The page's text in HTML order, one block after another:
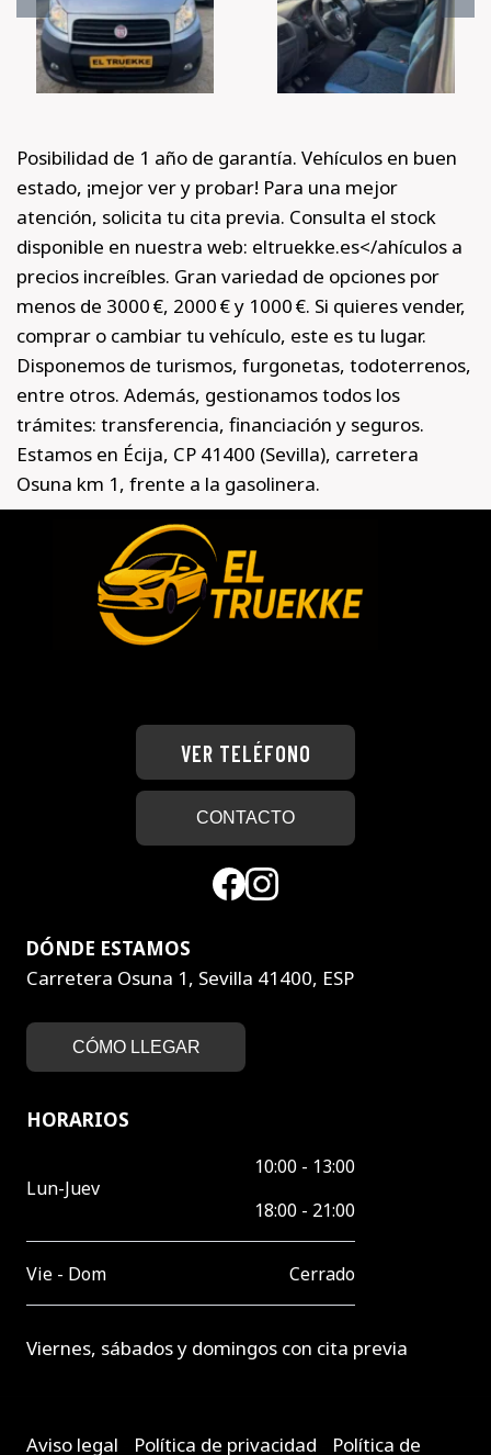
Posibilidad de 1 año de garantía. Vehículos en buen
estado, ¡mejor ver y probar! Para una mejor
atención, solicita tu cita previa. Consulta el stock
disponible en nuestra web: eltruekke.es</ahículos a
precios increíbles. Gran variedad de opciones por
menos de 3000 €, 2000 € y 1000 €. Si quieres vender,
comprar o cambiar tu vehículo, este es tu lugar.
Disponemos de turismos, furgonetas, todoterrenos,
entre otros. Además, gestionamos todos los
trámites: transferencia, financiación y seguros.
Estamos en Écija, CP 41400 (Sevilla), carretera
Osuna km 1, frente a la gasolinera.
VER TELÉFONO
CONTACTO
DÓNDE ESTAMOS
Carretera Osuna 1, Sevilla 41400, ESP
CÓMO LLEGAR
HORARIOS
Lun-Juev
10:00 - 13:00
18:00 - 21:00
Vie - Dom Cerrado
Viernes, sábados y domingos con cita previa
Aviso legal Política de privacidad Política de